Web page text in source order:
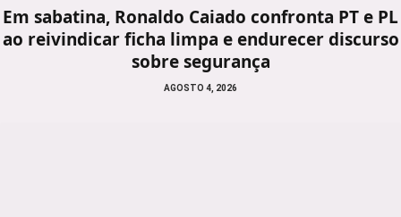
Em sabatina, Ronaldo Caiado confronta PT e PL
ao reivindicar ficha limpa e endurecer discurso
sobre segurança
AGOSTO 4, 2026